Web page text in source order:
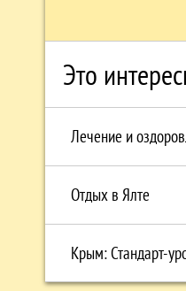
Это
Лечение и
Отдых в Ялте
Крым: Стандарт-